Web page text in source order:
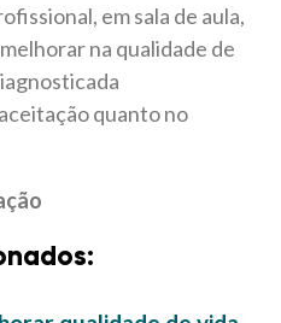
em sala de aula,
na qualidade de
quanto no